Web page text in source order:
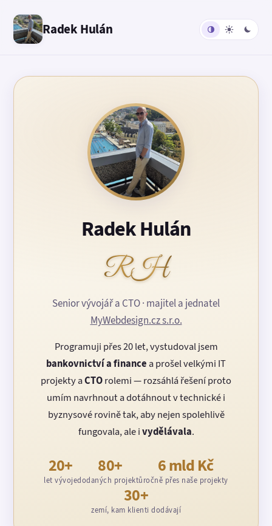
Radek Hulán
Radek Hulán
RH
Senior vývojář a CTO · majitel a jednatel
MyWebdesign.cz s.r.o.
Programuji přes 20 let, vystudoval jsem
bankovnictví a finance a prošel velkými IT
projekty aCTOrolemi — rozsáhlá řešení proto
umím navrhnout a dotáhnout v technické i
byznysové rovině tak, aby nejen spolehlivě
fungovala, ale ivydělávala.
20+
let vývoje
80+
dodaných projektů
6 mld Kč
ročně přes naše projekty
30+
zemí, kam klienti dodávají